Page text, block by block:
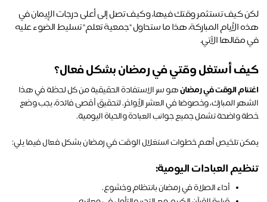
لكن كيف تستثمر وقتك فيها، وكيف تصل إلى أعلى درجات الإيمان في
هذه الأيام المباركة، هذا ما ستحاول "جمعية تعلم" تسليط الضوء عليه
مقالها الآتي.
أستغل وقتي في رمضان بشكل فعال؟
الوقت في رمضان
الشهر المبارك، وخصوصًا في العشر الأواخر. لتحقيق أقصى فائدة، يجب وضع
واضحة تشمل جميع جوانب العبادة والحياة اليومية.
تلخيص أهم خطوات استغلال الوقت في رمضان بشكل فعال فيما يلي:
العبادات اليومية:
أداء الصلاة في رمضان بانتظام وخشوع.